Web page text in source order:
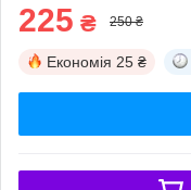
225 ₴ 250 ₴
Економія 25 ₴